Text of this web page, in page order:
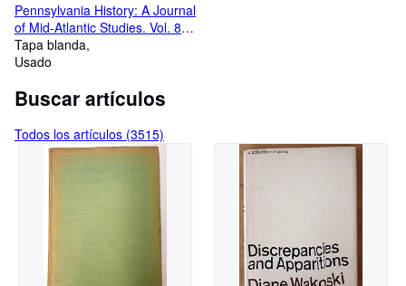
Pennsylvania History: A Journal
of Mid-Atlantic Studies. Vol. 85.
No. 4. Autumn 2018
Tapa blanda
Usado
Buscar artículos
Todos los artículos (3515)